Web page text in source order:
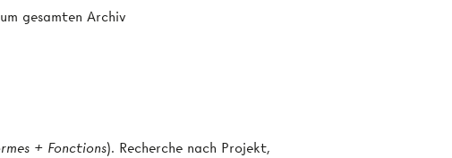
gesamten Archiv
+ Fonctions). Recherche nach Projekt,